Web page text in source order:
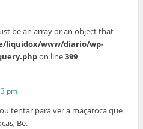
be an array or an object that
liquidox/www/diario/wp-
on line399
pm
tentar para ver a maçaroca que
Be.